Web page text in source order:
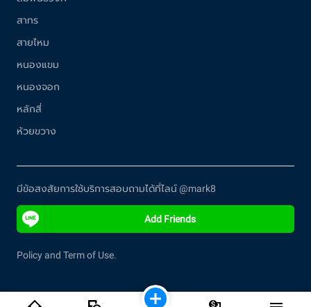
สาทร
สายไหม
หนองแขม
หนองจอก
หลักสี่
ห้วยขวาง
Policy and Term of Use.
มีข้อสงสัยการใช้บริการสอบถามได้ที่ไลน์ @mark8
Add Friends